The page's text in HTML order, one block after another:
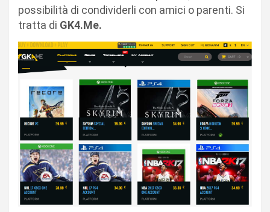
possibilità di condividerli con amici o parenti. Si
tratta di GK4.Me.